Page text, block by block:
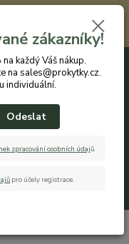
na každý nákup. Máte-li
Po jeho ověření
na registraci →
0ks
zákazníky!
každý Váš nákup.
na sales@prokytky.cz.
individuální.
Odeslat
zpracování osobních údajů.
pro účely registrace.